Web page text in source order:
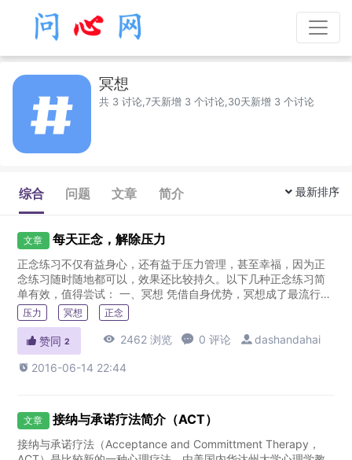
冥想
共 3 讨论,7天新增 3 个讨论,30天新增 3 个讨论
综合 问题 文章 简介 最新排序
文章 每天正念，解除压力
正念练习不仅有益身心，还有益于压力管理，甚至幸福，因为正
念练习随时随地都可以，效果还比较持久。以下几种正念练习简
单有效，值得尝试： 一、冥想 凭借自身优势，冥想成了最流行最
经典的正念技术，对于初学者也不难，找一个安静的干扰少的地
方，有意识地...
压力 冥想 正念
 赞同 2  2462 浏览  0 评论  dashandahai
 2016-06-14 22:44
文章 接纳与承诺疗法简介（ACT）
接纳与承诺疗法（Acceptance and Committment Therapy，